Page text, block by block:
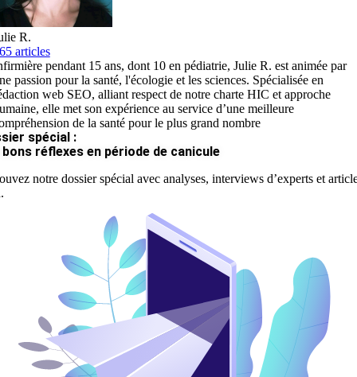
R.
articles
pendant 15 ans, dont 10 en pédiatrie, Julie R. est animée par
passion pour la santé, l'écologie et les sciences. Spécialisée en
web SEO, alliant respect de notre charte HIC et approche
elle met son expérience au service d’une meilleure
de la santé pour le plus grand nombre
spécial :
bons réflexes en période de canicule
notre dossier spécial avec analyses, interviews d’experts et